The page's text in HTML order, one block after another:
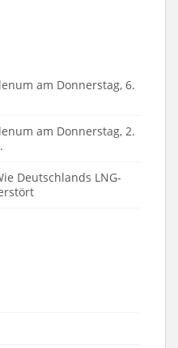
am Donnerstag, 6.
am Donnerstag, 2.
Deutschlands LNG-